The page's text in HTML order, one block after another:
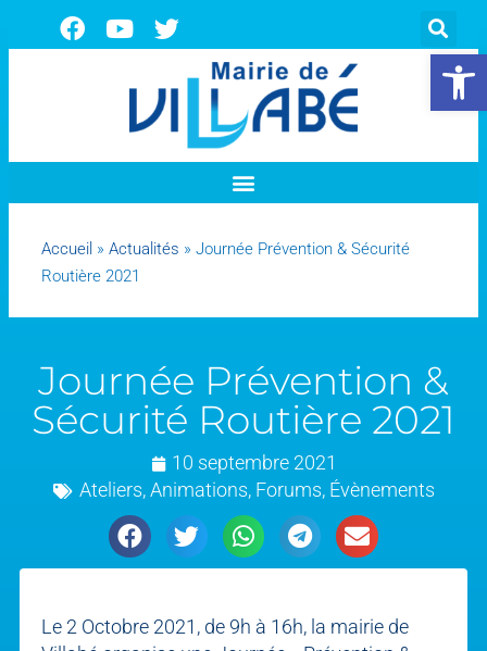
Ouvrir
Accueil » Actualités » Journée Prévention & Sécurité
Routière 2021
Journée Prévention &
Sécurité Routière 2021
10 septembre 2021
Ateliers, Animations, Forums, Évènements
Le 2 Octobre 2021, de 9h à 16h, la mairie de